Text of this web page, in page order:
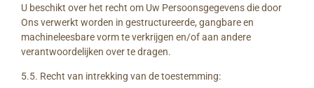
U beschikt over het recht om Uw Persoonsgegevens die door
Ons verwerkt worden in gestructureerde, gangbare en
machineleesbare vorm te verkrijgen en/of aan andere
verantwoordelijken over te dragen.
5.5. Recht van intrekking van de toestemming: